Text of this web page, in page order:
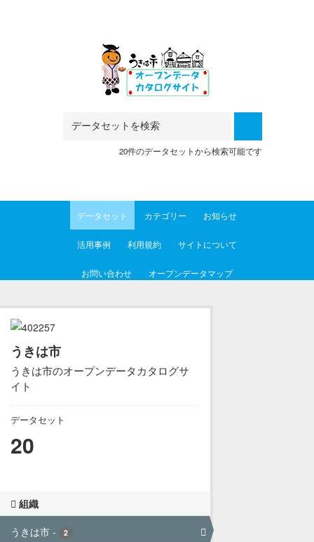
20件のデータセットから検索可能です
データセット カテゴリー お知らせ
活用事例 利用規約 サイトについて
お問い合わせ オープンデータマップ
うきは市
うきは市のオープンデータカタログサ
イト
データセット
20
組織
うきは市 - 2